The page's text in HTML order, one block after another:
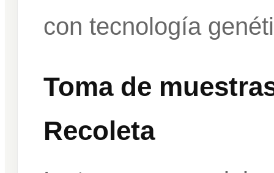
con tecnología
Toma de
Recoleta